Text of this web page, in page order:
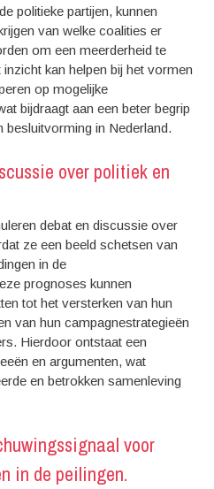
politieke partijen, kunnen
van welke coalities er
om een meerderheid te
kan helpen bij het vormen
op mogelijke
bijdraagt aan een beter begrip
besluitvorming in Nederland.
over politiek en
debat en discussie over
ze een beeld schetsen van
in de
prognoses kunnen
tot het versterken van hun
van hun campagnestrategieën
Hierdoor ontstaat een
en argumenten, wat
en betrokken samenleving
voor
in de peilingen.